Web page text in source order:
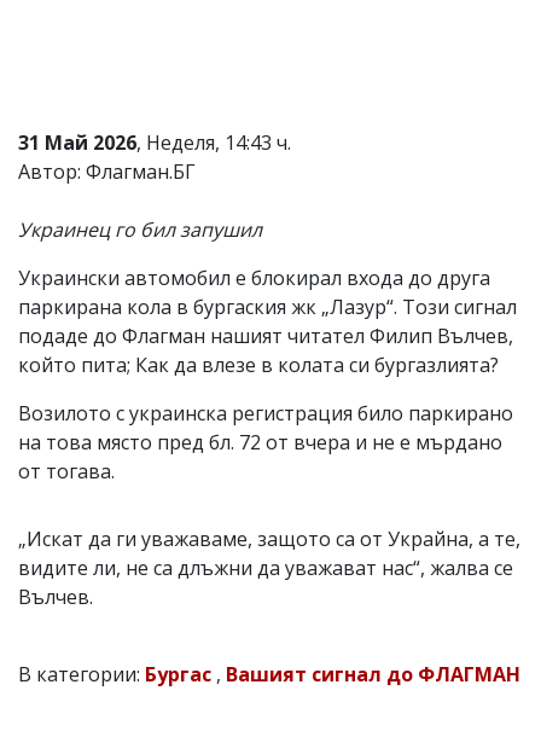
от
читателите
и
не
носи
за
тях!
Ако
откриете
обиден
вас
коментар,
сигнализирайте
31 Май 2026, Неделя, 14:43 ч.
Автор: Флагман.БГ
Украинец го бил запушил
Украински автомобил е блокирал входа до друга
паркирана кола в бургаския жк „Лазур“. Този сигнал
подаде до Флагман нашият читател Филип Вълчев,
който пита; Как да влезе в колата си бургазлията?
Возилото с украинска регистрация било паркирано
на това място пред бл. 72 от вчера и не е мърдано
от тогава.
„Искат да ги уважаваме, защото са от Украйна, а те,
видите ли, не са длъжни да уважават нас“, жалва се
Вълчев.
В категории: Бургас , Вашият сигнал до ФЛАГМАН